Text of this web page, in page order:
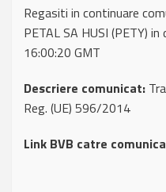
Regasiti in continuare
PETAL SA HUSI (PETY)
16:00:20 GMT
Descriere comunicat:
Reg. (UE) 596/2014
Link BVB catre